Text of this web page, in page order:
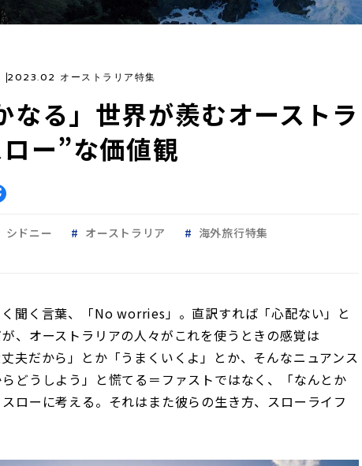
なる」世界が羨むオーストラ
ー”な価値観
2023.02 オーストラリア特集
シドニー オーストラリア
海外旅行特集
聞く言葉、「No worries」。直訳すれば「心配ない」と
、オーストラリアの人々がこれを使うときの感覚は
夫だから」とか「うまくいくよ」とか、そんなニュアンス
どうしよう」と慌てる＝ファストではなく、「なんとか
ローに考える。それはまた彼らの生き方、スローライフ